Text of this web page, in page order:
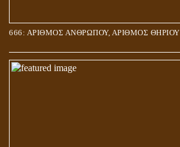
666: ΑΡΙΘΜΟΣ ΑΝΘΡΩΠΟΥ, ΑΡΙΘΜΟΣ ΘΗΡΙΟΥ